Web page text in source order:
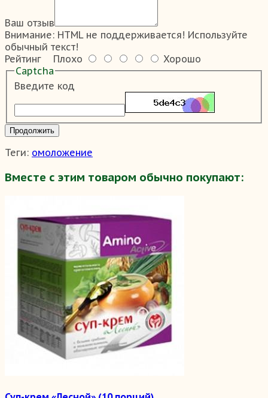
Ваш отзыв
Внимание: HTML не поддерживается! Используйте
обычный текст!
Рейтинг Плохо
Хорошо
Captcha
Введите код
Продолжить
Теги: омоложение
Вместе с этим товаром обычно покупают: